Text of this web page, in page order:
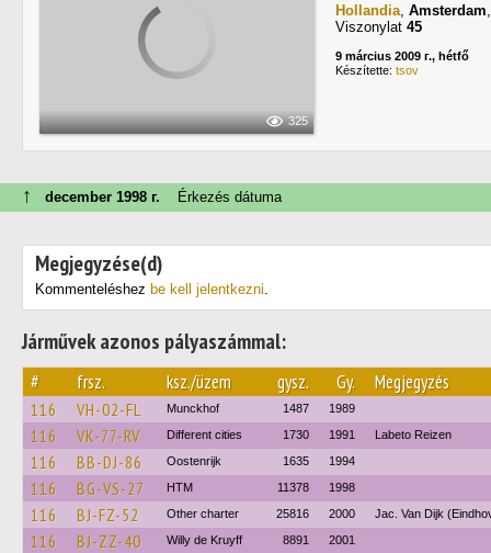
325
Hollandia, Amsterdam
Viszonylat 45
9 március 2009 г., hétfő
Készítette: tsov
↑ december 1998 г. Érkezés dátuma
Megjegyzése(d)
Kommenteléshez be kell jelentkezni.
Járművek azonos pályaszámmal:
# frsz. ksz./üzem gysz. Gy. Megjegyzés
116 VH-02-FL Munckhof 1487 1989
116 VK-77-RV Different cities 1730 1991 Labeto Reizen
116 BB-DJ-86 Oostenrijk 1635 1994
116 BG-VS-27 HTM 11378 1998
116 BJ-FZ-52 Other charter 25816 2000 Jac. Van Dijk
116 BJ-ZZ-40 Willy de Kruyff 8891 2001